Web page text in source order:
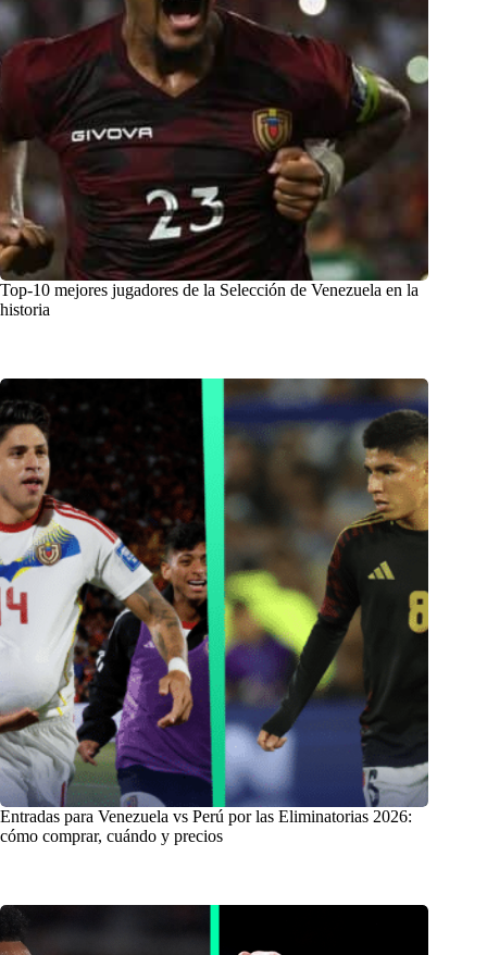
Top-10 mejores jugadores de la Selección de Venezuela en la
historia
Entradas para Venezuela vs Perú por las Eliminatorias 2026:
cómo comprar, cuándo y precios